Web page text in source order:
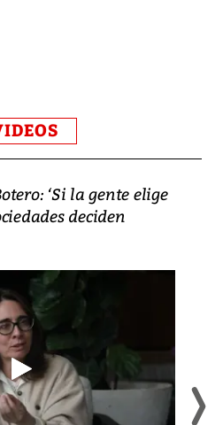
‘Si la gente elige
deciden